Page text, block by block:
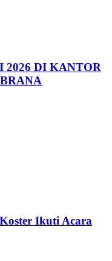
2026 DI KANTOR
Ikuti Acara